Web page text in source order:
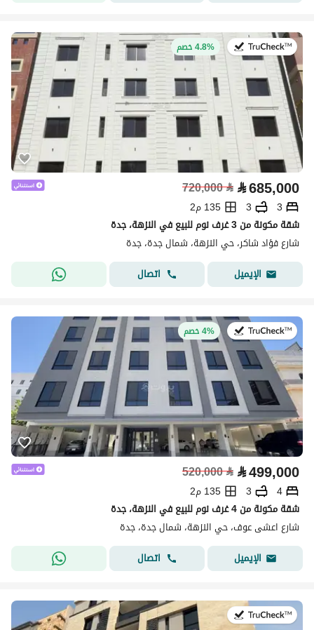
في:8 يوليو 20264.8% خصم
⃁685,000
⃁
720,000
3
3
135 م2
شقة مكونة من 3 غرف نوم للبيع في النزهة، جدة
شارع فؤاد شاكر، حي النزهة، شمال جدة، جدة
الإيميل
اتصال
في:8 يوليو 20264% خصم
⃁499,000
⃁
520,000
4
3
135 م2
شقة مكونة من 4 غرف نوم للبيع في النزهة، جدة
شارع اعشى عوف، حي النزهة، شمال جدة، جدة
الإيميل
اتصال
في:22 يوليو 2026